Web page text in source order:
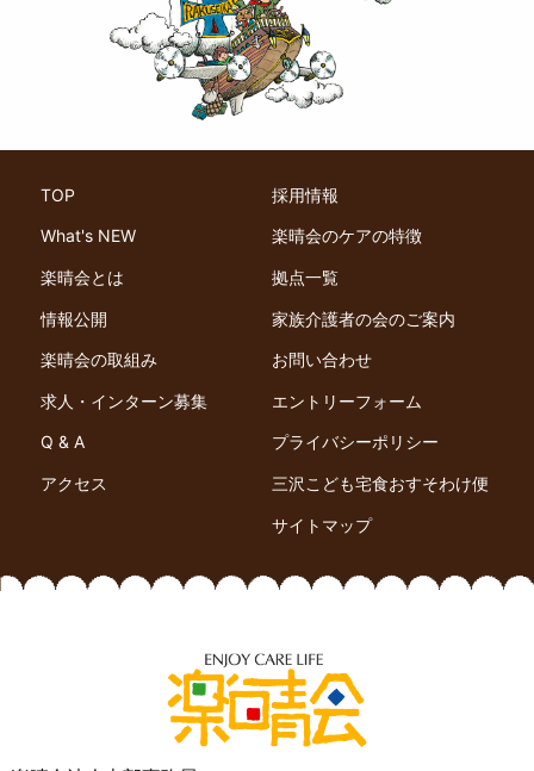
TOP
What's NEW
楽晴会とは
情報公開
楽晴会の取組み
求人・インターン募集
Q & A
アクセス
採用情報
楽晴会のケアの特徴
拠点一覧
家族介護者の会のご案内
お問い合わせ
エントリーフォーム
プライバシーポリシー
三沢こども宅食おすそわけ便
サイトマップ